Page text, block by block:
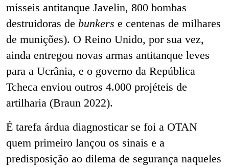
mísseis antitanque Javelin, 800 bombas
destruidoras de bunkers e centenas de milhares
de munições). O Reino Unido, por sua vez,
ainda entregou novas armas antitanque leves
para a Ucrânia, e o governo da República
Tcheca enviou outros 4.000 projéteis de
artilharia (Braun 2022).
É tarefa árdua diagnosticar se foi a OTAN
quem primeiro lançou os sinais e a
predisposição ao dilema de segurança naqueles